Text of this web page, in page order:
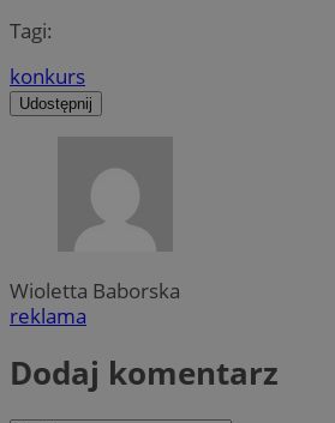
Tagi:
konkurs
Udostępnij
Wioletta Baborska
reklama
Dodaj komentarz